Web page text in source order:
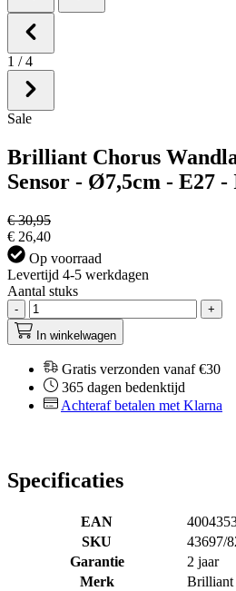
1 / 4
Sale
Brilliant Chorus
Sensor - Ø7,5cm - E27 -
€ 30,95
€ 26,40
Op voorraad
Levertijd 4-5 werkdagen
Aantal stuks
-
+
In winkelwagen
Gratis verzonden vanaf €30
365 dagen bedenktijd
Achteraf betalen met Klarna
Specificaties
EAN
SKU
43697/
Garantie
2 jaar
Merk
Brilliant